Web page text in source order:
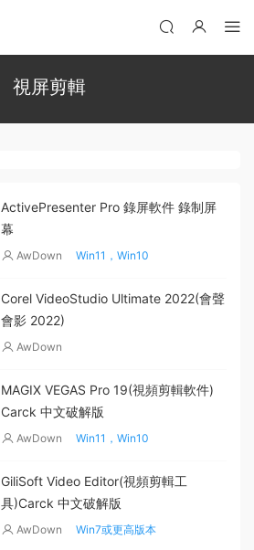
視屏剪輯
ActivePresenter Pro 錄屏軟件 錄制屏
幕
AwDown Win11，Win10
Corel VideoStudio Ultimate 2022(會聲
會影 2022)
AwDown
MAGIX VEGAS Pro 19(視頻剪輯軟件)
Carck 中文破解版
AwDown Win11，Win10
GiliSoft Video Editor(視頻剪輯工
具)Carck 中文破解版
AwDown Win7或更高版本